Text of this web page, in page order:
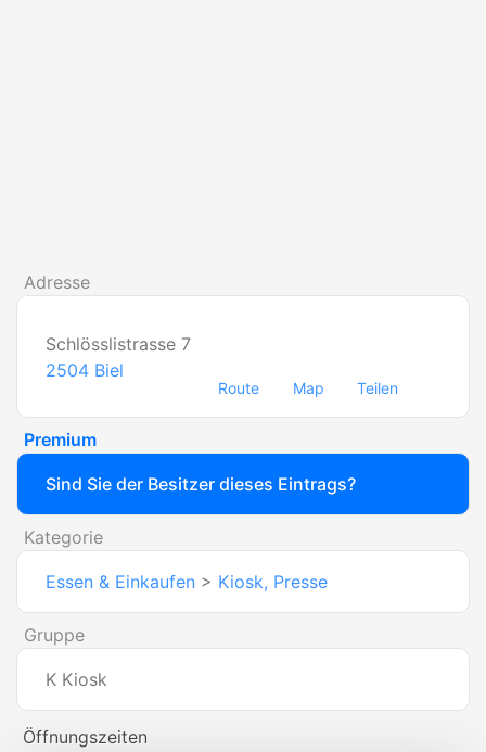
Adresse
Schlösslistrasse 7
2504 Biel
Route Map Teilen
Premium
Sind Sie der Besitzer dieses Eintrags?
Kategorie
Essen & Einkaufen > Kiosk, Presse
Gruppe
K Kiosk
Öffnungszeiten